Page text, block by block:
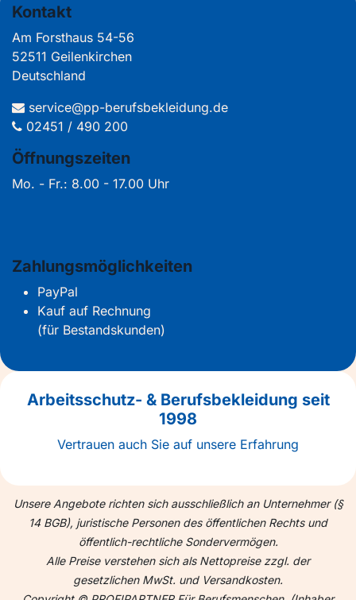
Kontakt
Am Forsthaus 54-56
52511 Geilenkirchen
Deutschland
service@pp-berufsbekleidung.de
02451 / 490 200
Öffnungszeiten
Mo. - Fr.: 8.00 - 17.00 Uhr
Zahlungsmöglichkeiten
PayPal
Kauf auf Rechnung
(für Bestandskunden)
Arbeitsschutz- & Berufsbekleidung seit
1998
Vertrauen auch Sie auf unsere Erfahrung
Unsere Angebote richten sich ausschließlich an Unternehmer (§
14 BGB), juristische Personen des öffentlichen Rechts und
öffentlich-rechtliche Sondervermögen.
Alle Preise verstehen sich als Nettopreise zzgl. der
gesetzlichen MwSt. und Versandkosten.